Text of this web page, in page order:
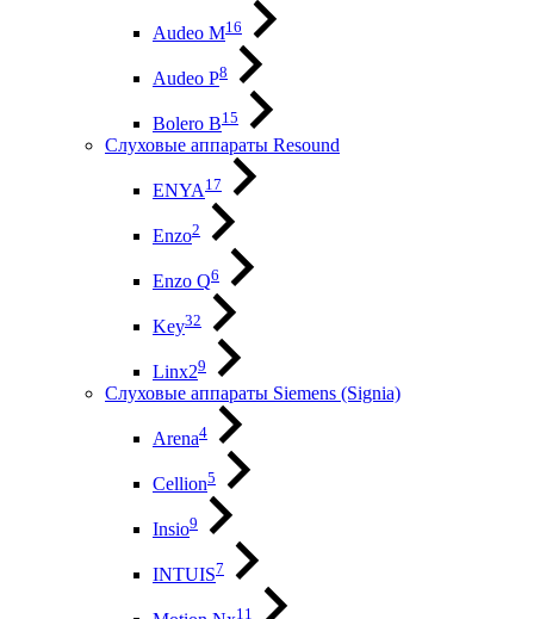
Audeo М16
Audeo P8
Bolero B15
Слуховые аппараты Resound
ENYA 17
Enzo2
Enzo Q6
Key32
Linx29
Слуховые аппараты Siemens (Signia)
Arena4
Cellion5
Insio9
INTUIS7
11